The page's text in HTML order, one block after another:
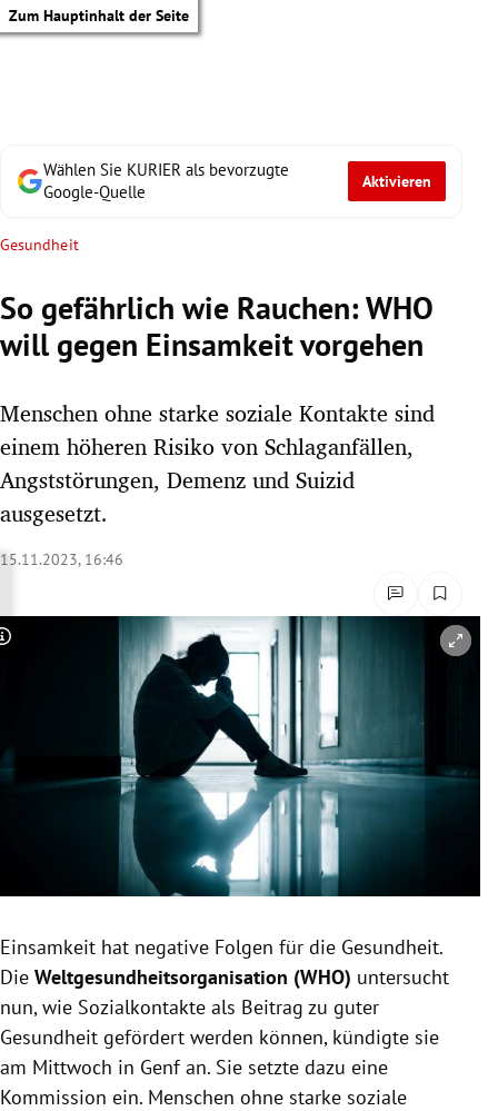
Zum Hauptinhalt der Seite
Untermenü
Untermenü
Untermenü
Untermenü
Untermenü
Untermenü
Untermenü
Wählen Sie KURIER als bevorzugte
Google-Quelle
Aktivieren
Gesundheit
So gefährlich wie Rauchen: WHO
will gegen Einsamkeit vorgehen
Menschen ohne starke soziale Kontakte sind
einem höheren Risiko von Schlaganfällen,
Angststörungen, Demenz und Suizid
ausgesetzt.
15.11.2023, 16:46
Copyright-Hinweis öffnen/schließen
Einsamkeit hat negative Folgen für die Gesundheit.
Die Weltgesundheitsorganisation (WHO) untersucht
nun, wie Sozialkontakte als Beitrag zu guter
Gesundheit gefördert werden können, kündigte sie
am Mittwoch in Genf an. Sie setzte dazu eine
Kommission ein. Menschen ohne starke soziale